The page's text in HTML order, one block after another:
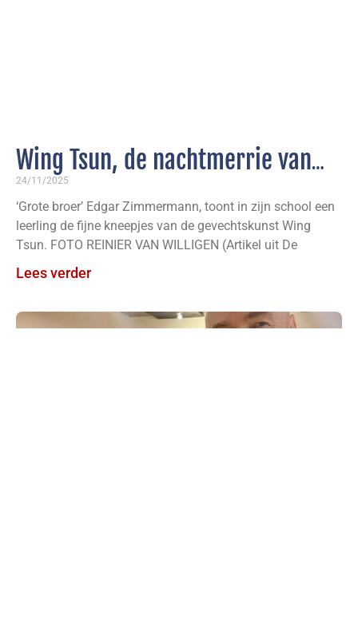
Wing Tsun, de nachtmerrie van
elke aanvaller
24/11/2025
‘Grote broer’ Edgar Zimmermann, toont in zijn school een
leerling de fijne kneepjes van de gevechtskunst Wing
Tsun. FOTO REINIER VAN WILLIGEN (Artikel uit De
Lees verder